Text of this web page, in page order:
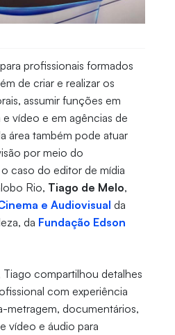
profissionais formados
de criar e realizar os
assumir funções em
vídeo e em agências de
área também pode atuar
por meio do
caso do editor de mídia
Rio, Tiago de Melo,
e Audiovisual da
da Fundação Edson
Tiago compartilhou detalhes
com experiência
metragem, documentários,
vídeo e áudio para